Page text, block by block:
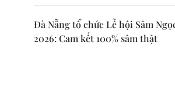
Đà Nẵng tổ chức Lễ hội Sâm
2026: Cam kết 100% sâm thật